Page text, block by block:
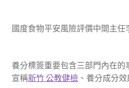
國度食物平安風險評價中間主任
養分標簽重要包含三部門內在
宣稱新竹 公教健檢、養分成分效